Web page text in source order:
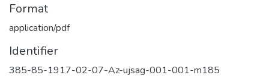
Format
application/pdf
Identifier
385-85-1917-02-07-Az-ujsag-001-001-m185